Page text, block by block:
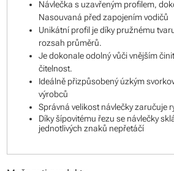
Návlečka s uzavřeným profilem,
Nasouvaná před zapojením vodičů
Unikátní profil je díky pružnému
rozsah průměrů.
Je dokonale odolný vůči vnějším
čitelnost.
Ideálně přizpůsobený úzkým
výrobců
Správná velikost návlečky zaručuje
Díky šípovitému řezu se návlečky
jednotlivých znaků nepřetáčí